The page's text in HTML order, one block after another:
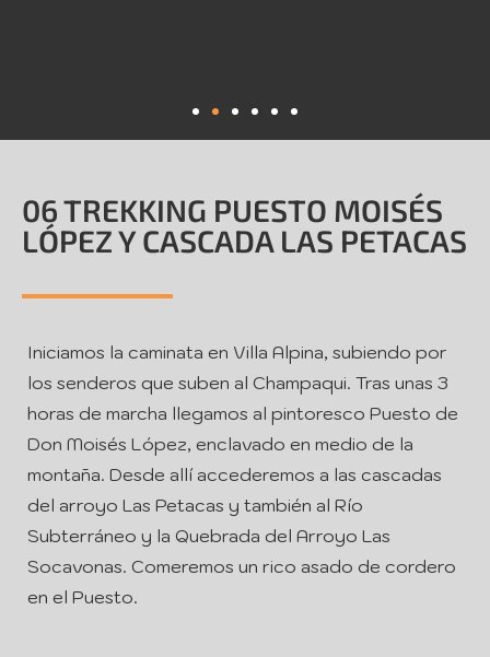
06 TREKKING PUESTO MOISÉS
LÓPEZ Y CASCADA LAS PETACAS
Iniciamos la caminata en Villa Alpina, subiendo por
los senderos que suben al Champaqui. Tras unas 3
horas de marcha llegamos al pintoresco Puesto de
Don Moisés López, enclavado en medio de la
montaña. Desde allí accederemos a las cascadas
del arroyo Las Petacas y también al Río
Subterráneo y la Quebrada del Arroyo Las
Socavonas. Comeremos un rico asado de cordero
en el Puesto.